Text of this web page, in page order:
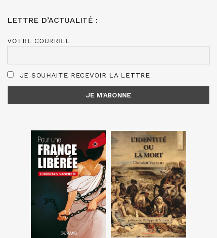
LETTRE D’ACTUALITÉ :
VOTRE COURRIEL
JE SOUHAITE RECEVOIR LA LETTRE